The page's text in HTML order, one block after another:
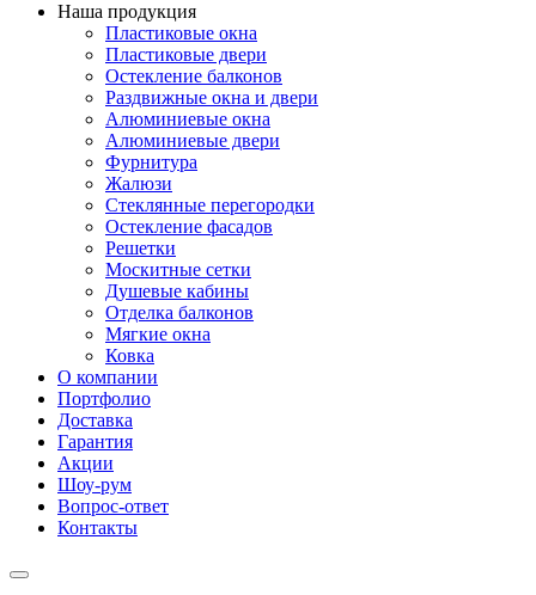
Наша продукция
Пластиковые окна
Пластиковые двери
Остекление балконов
Раздвижные окна и двери
Алюминиевые окна
Алюминиевые двери
Фурнитура
Жалюзи
Стеклянные перегородки
Остекление фасадов
Решетки
Москитные сетки
Душевые кабины
Отделка балконов
Мягкие окна
Ковка
О компании
Портфолио
Доставка
Гарантия
Акции
Шоу-рум
Вопрос-ответ
Контакты